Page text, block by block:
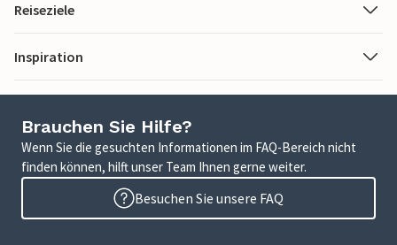
Reiseziele
Inspiration
Brauchen Sie Hilfe?
Wenn Sie die gesuchten Informationen im FAQ-Bereich nicht
finden können, hilft unser Team Ihnen gerne weiter.
Besuchen Sie unsere FAQ